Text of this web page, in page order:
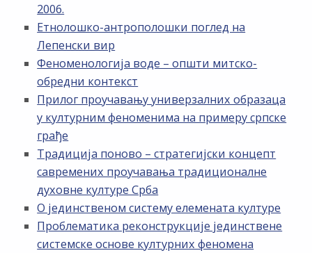
2006.
Етнолошко-антрополошки поглед на
Лепенски вир
Феноменологија воде – општи митско-
обредни контекст
Прилог проучавању универзалних образаца
у културним феноменима на примеру српске
грађе
Традиција поново – стратегијски концепт
савремених проучавања традиционалне
духовне културе Срба
О јединственом систему елемената културе
Проблематика реконструкције јединствене
системске основе културних феномена